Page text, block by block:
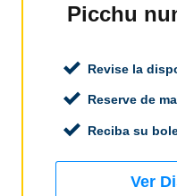
Picchu
Revise la
Reserve de
Reciba su
Ver